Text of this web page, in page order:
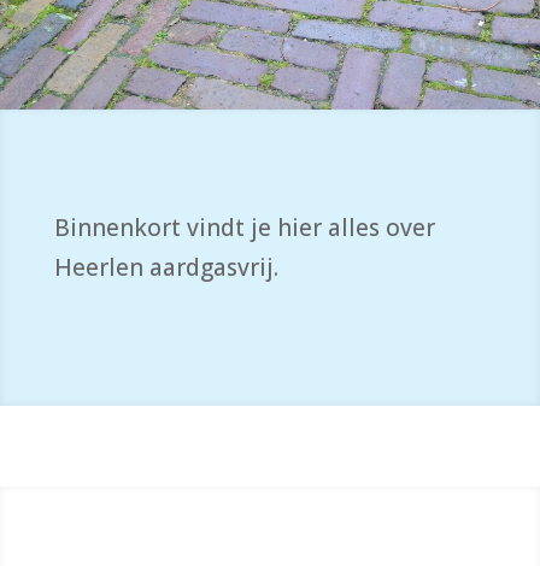
Binnenkort vindt je hier alles over
Heerlen aardgasvrij.